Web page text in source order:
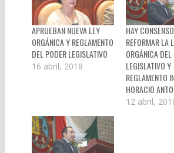
APRUEBAN NUEVA LEY
ORGÁNICA Y REGLAMENTO
DEL PODER LEGISLATIVO
16 abril, 2018
HAY
REFORMAR LA
ORGÁNICA
LEGISLATIVO Y
REGLAMENTO
HORACIO
12 abril,